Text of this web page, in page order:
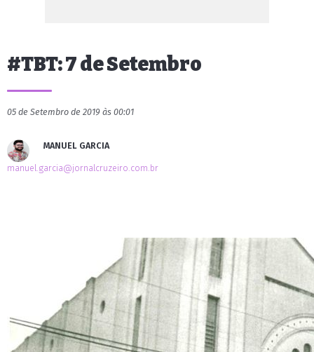
#TBT: 7 de Setembro
05 de Setembro de 2019 às 00:01
MANUEL GARCIA
manuel.garcia@jornalcruzeiro.com.br